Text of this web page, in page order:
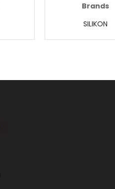
Brands
SILIKON